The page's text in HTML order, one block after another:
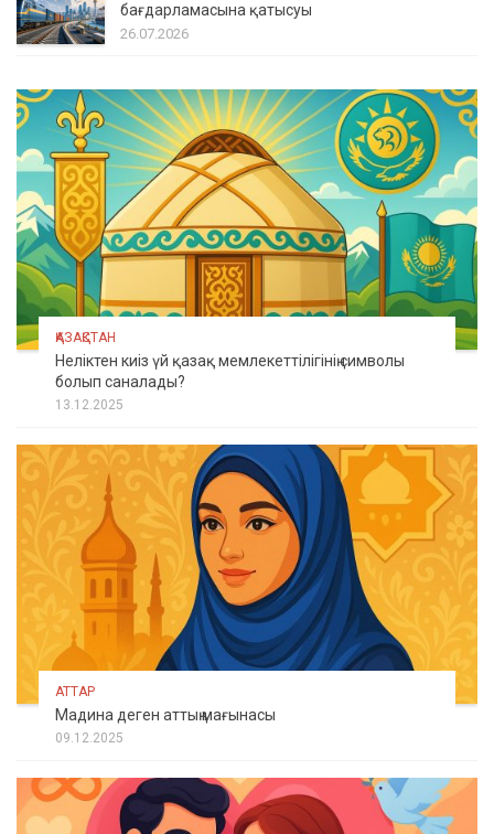
бағдарламасына қатысуы
26.07.2026
ҚАЗАҚСТАН
Неліктен киіз үй қазақ мемлекеттілігінің символы
болып саналады?
13.12.2025
АТТАР
Мадина деген аттың мағынасы
09.12.2025